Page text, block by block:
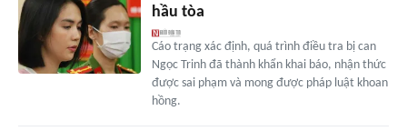
hầu tòa
Cáo trạng xác định, quá trình điều tra bị can
Ngọc Trinh đã thành khẩn khai báo, nhận thức
được sai phạm và mong được pháp luật khoan
hồng.